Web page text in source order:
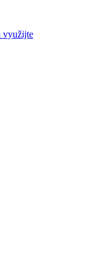
využijte